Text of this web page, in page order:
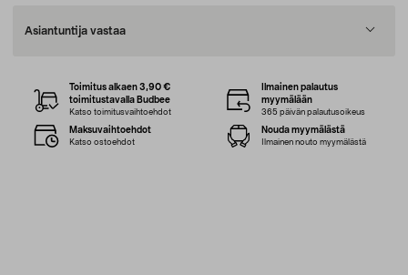
Asiantuntija vastaa
Toimitus alkaen 3,90 €
toimitustavalla Budbee
Katso toimitusvaihtoehdot
Ilmainen palautus
myymälään
365 päivän palautusoikeus
Maksuvaihtoehdot
Katso ostoehdot
Nouda myymälästä
Ilmainen nouto myymälästä